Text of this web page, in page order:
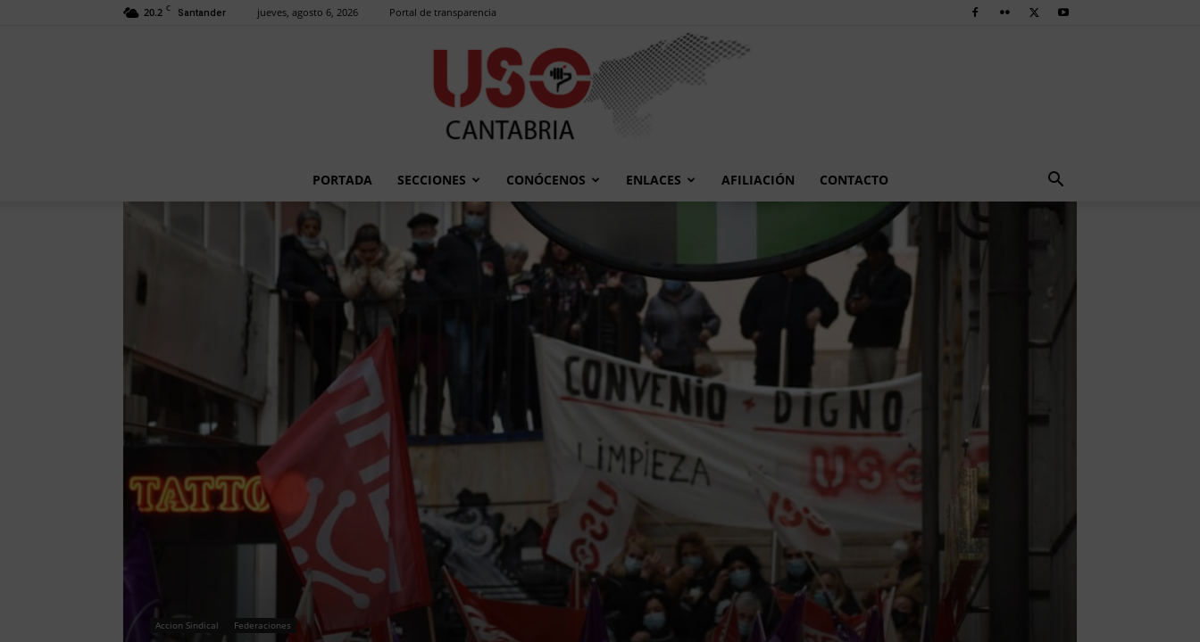
20.2 C Santander jueves, agosto 6, 2026 Portal de transparencia
PORTADA SECCIONES CONÓCENOS ENLACES AFILIACIÓN CONTACTO
Accion Sindical Federaciones